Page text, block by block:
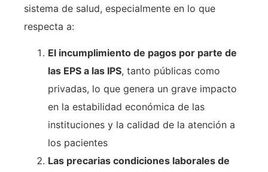
sistema de salud, especialmente en lo que
respecta a:
El incumplimiento de pagos por parte de
las EPS a las IPS, tanto públicas como
privadas, lo que genera un grave impacto
en la estabilidad económica de las
instituciones y la calidad de la atención a
los pacientes
Las precarias condiciones laborales de